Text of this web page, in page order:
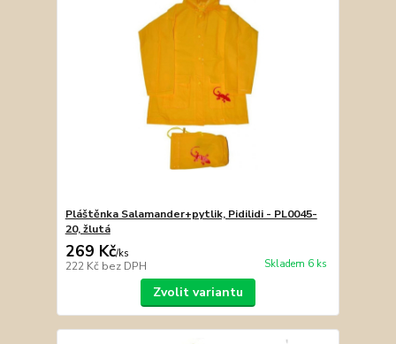
Pláštěnka Salamander+pytlik, Pidilidi - PL0045-
20, žlutá
269 Kč/ks
222 Kč bez DPH Skladem 6 ks
Zvolit variantu